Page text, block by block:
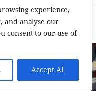
experience,
and analyse our
consent to our use of
Accept All
Stolz präsentiert von